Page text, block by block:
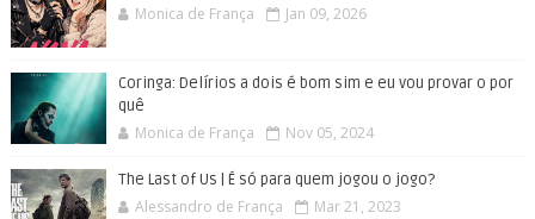
Monica de França Jan 09, 2026
Coringa: Delírios a dois é bom sim e eu vou provar o por
quê
Monica de França Nov 05, 2024
The Last of Us | É só para quem jogou o jogo?
Alessandro de França Mar 21, 2023